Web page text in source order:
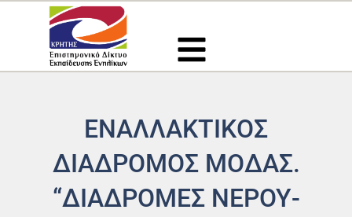
Μετάβαση
περιεχόμενο
ΕΝΑΛΛΑΚΤΙΚΟΣ
ΔΙΑΔΡΟΜΟΣ ΜΟΔΑΣ.
“ΔΙΑΔΡΟΜΕΣ ΝΕΡΟΥ-